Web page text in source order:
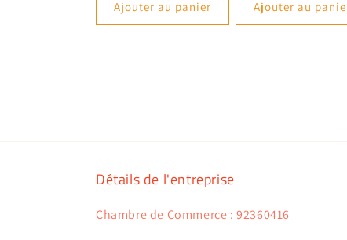
Ajouter au panier Ajouter au
Détails de l'entreprise
Chambre de Commerce : 92360416